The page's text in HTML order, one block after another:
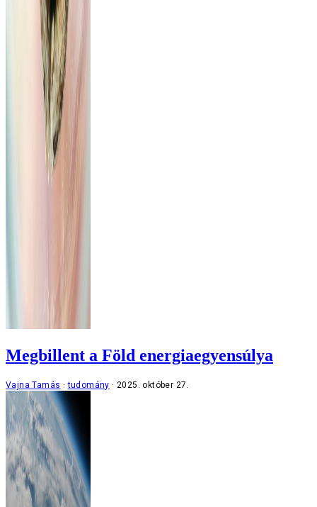
Megbillent a Föld energiaegyensúlya
Vajna Tamás tudomány 2025. október 27.